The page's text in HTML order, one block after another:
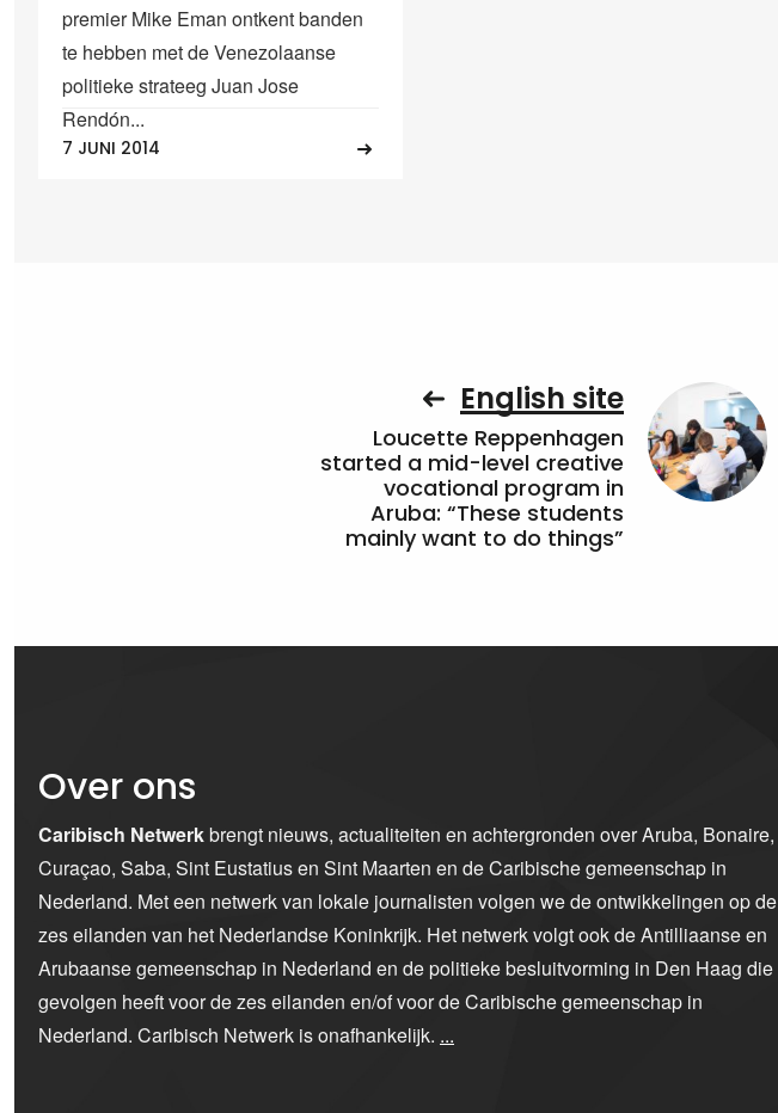
premier Mike Eman ontkent banden
te hebben met de Venezolaanse
politieke strateeg Juan Jose
Rendón...
7 JUNI 2014
English site
Loucette Reppenhagen
started a mid-level creative
vocational program in
Aruba: “These students
mainly want to do things”
Over ons
Caribisch Netwerkbrengt nieuws, actualiteiten en achtergronden over Aruba, Bonaire,
Curaçao, Saba, Sint Eustatius en Sint Maarten en de Caribische gemeenschap in
Nederland. Met een netwerk van lokale journalisten volgen we de ontwikkelingen op de
zes eilanden van het Nederlandse Koninkrijk. Het netwerk volgt ook de Antilliaanse en
Arubaanse gemeenschap in Nederland en de politieke besluitvorming in Den Haag die
gevolgen heeft voor de zes eilanden en/of voor de Caribische gemeenschap in
Nederland. Caribisch Netwerk is onafhankelijk. ...